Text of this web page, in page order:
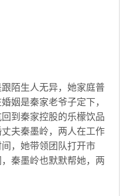
陌生人无异，她家庭普
姻是秦家老爷子定下，
到秦家控股的乐檬饮品
夫秦墨岭，两人在工作
，她带领团队打开市
秦墨岭也默默帮她，两